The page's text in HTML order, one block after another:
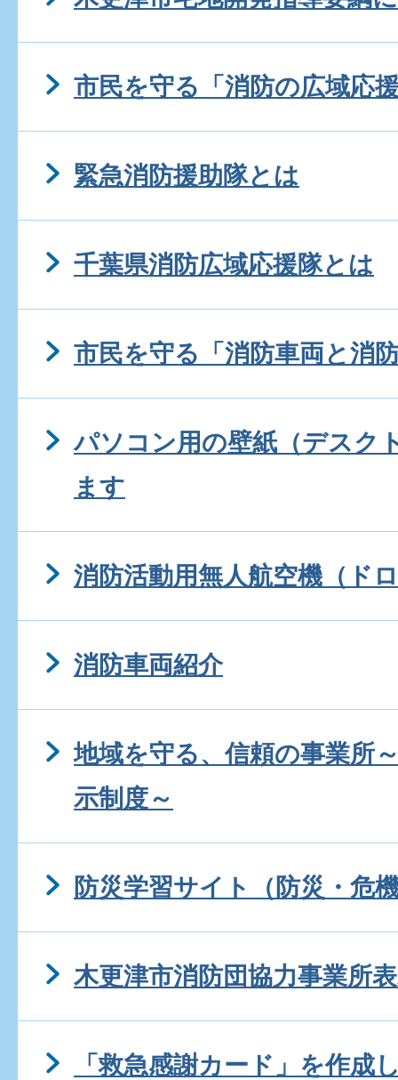
市民を守る「消防の広域応
緊急消防援助隊とは
千葉県消防広域応援隊とは
市民を守る「消防車両と消
パソコン用の壁紙（デスク
ます
消防活動用無人航空機（ド
消防車両紹介
地域を守る、信頼の事業所
示制度～
防災学習サイト（防災・危
木更津市消防団協力事業所
「救急感謝カード」を作成